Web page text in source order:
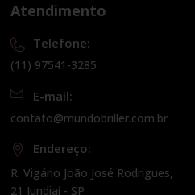
Atendimento
Telefone:
(11) 97541-3285
E-mail:
contato@mundobriller.com.br
Endereço:
R. Vigário João José Rodrigues,
21 Jundiaí - SP